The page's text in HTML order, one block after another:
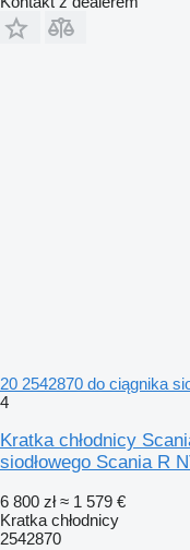
20 2542870 do ciągnika
4
Kratka chłodnicy
siodłowego Scania R
6 800 zł ≈ 1 579 €
Kratka chłodnicy
2542870